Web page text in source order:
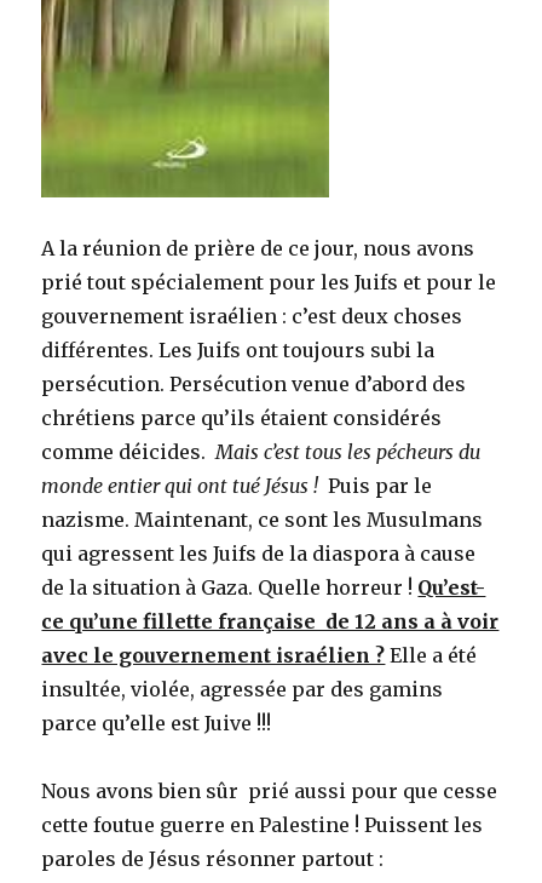
A la réunion de prière de ce jour, nous avons
prié tout spécialement pour les Juifs et pour le
gouvernement israélien : c’est deux choses
différentes. Les Juifs ont toujours subi la
persécution. Persécution venue d’abord des
chrétiens parce qu’ils étaient considérés
comme déicides.Mais c’est tous les pécheurs du
monde entier qui ont tué Jésus ! Puis par le
nazisme. Maintenant, ce sont les Musulmans
qui agressent les Juifs de la diaspora à cause
de la situation à Gaza. Quelle horreur ! Qu’est-
ce qu’une fillette française de 12 ans a à voir
avec le gouvernement israélien ? Elle a été
insultée, violée, agressée par des gamins
parce qu’elle est Juive !!!
Nous avons bien sûr prié aussi pour que cesse
cette foutue guerre en Palestine ! Puissent les
paroles de Jésus résonner partout :